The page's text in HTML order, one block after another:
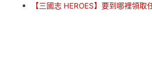
【三國志 HEROES】要到哪裡領取